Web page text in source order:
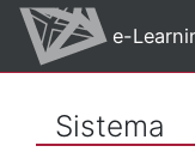
Vai al contenuto
e-
Sistema